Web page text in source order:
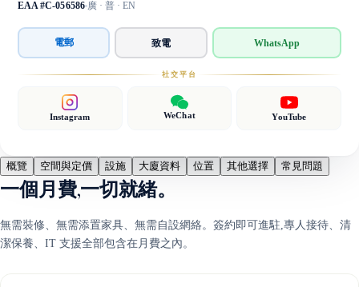
EAA #C-056586 廣 · 普 · EN
電郵 致電 WhatsApp
社交平台
Instagram WeChat YouTube
概覽 空間與定價 設施 大廈資料 位置 其他選擇 常見問題
一個月費,一切就緒。
無需裝修、無需添置家具、無需自設網絡。簽約即可進駐,專人接待、清
潔保養、IT 支援全部包含在月費之內。